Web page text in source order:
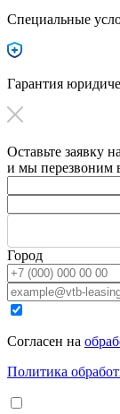
Специальные
Гарантия
Оставьте заявку
и мы перезвоним
Город
Согласен на
Политика